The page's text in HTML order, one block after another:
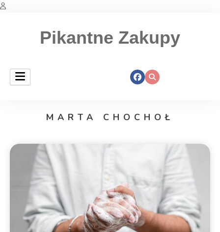
Pikantne Zakupy
MARTA CHOCHOŁ